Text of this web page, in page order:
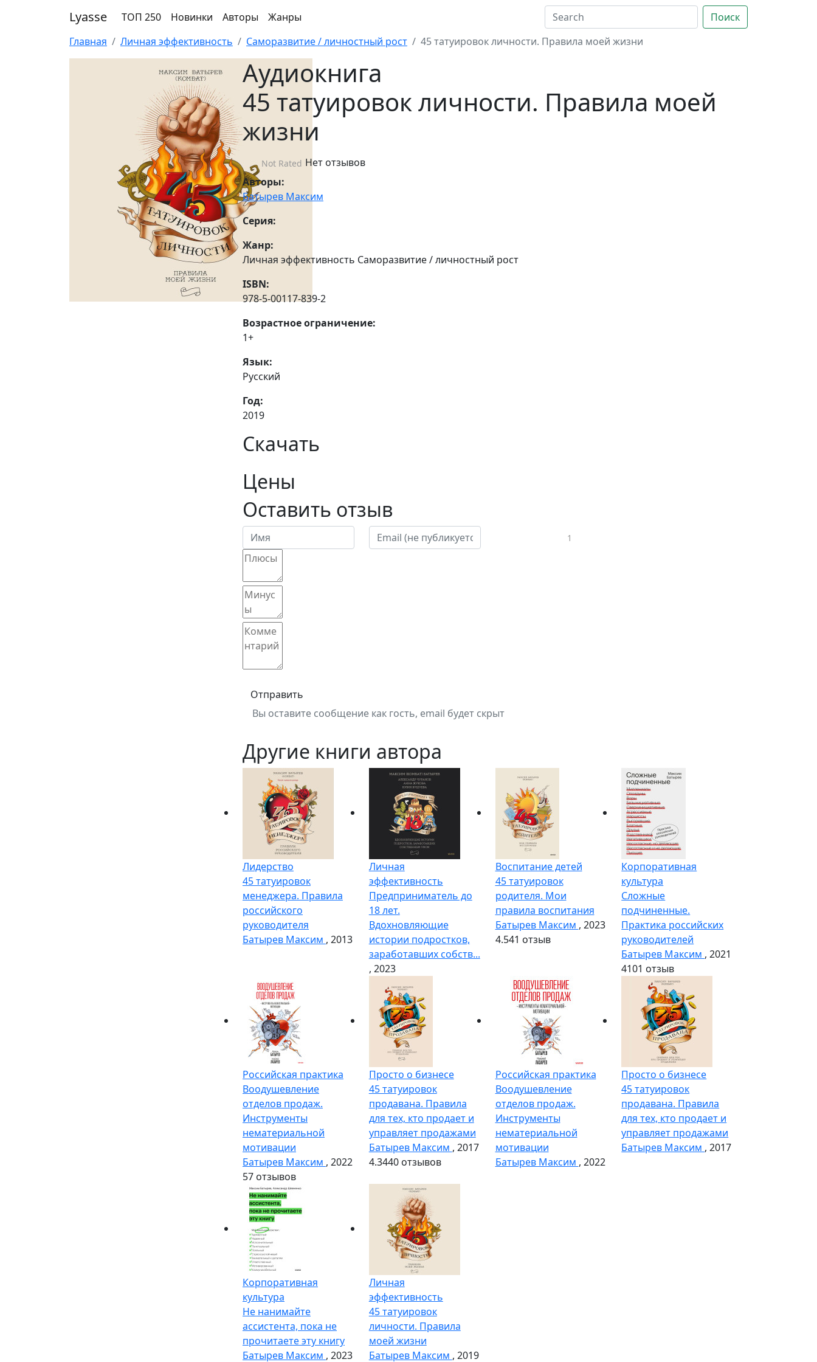
Lyasse ТОП 250 Новинки Авторы Жанры
Поиск
Главная
Личная эффективность Саморазвитие / личностный рост 45 татуировок личности. Правила моей жизни
Аудиокнига
45 татуировок личности. Правила моей
жизни
Not Rated Нет отзывов
Авторы:
Батырев Максим
Серия:
Жанр:
Личная эффективность Саморазвитие / личностный рост
ISBN:
978-5-00117-839-2
Возрастное ограничение:
1+
Язык:
Русский
Год:
2019
Скачать
Цены
Оставить отзыв
Отправить
Вы оставите сообщение как гость, email будет скрыт
1
Другие книги автора
Лидерство
45 татуировок
менеджера. Правила
российского
руководителя
Батырев Максим , 2013
Личная
эффективность
Предприниматель до
18 лет.
Вдохновляющие
истории подростков,
заработавших собств...
, 2023
Воспитание детей
45 татуировок
родителя. Мои
правила воспитания
Батырев Максим , 2023
4.541 отзыв
Корпоративная
культура
Сложные
подчиненные.
Практика российских
руководителей
Батырев Максим , 2021
4101 отзыв
Российская практика
Воодушевление
отделов продаж.
Инструменты
нематериальной
мотивации
Батырев Максим , 2022
57 отзывов
Просто о бизнесе
45 татуировок
продавана. Правила
для тех, кто продает и
управляет продажами
Батырев Максим , 2017
4.3440 отзывов
Российская практика
Воодушевление
отделов продаж.
Инструменты
нематериальной
мотивации
Батырев Максим , 2022
Просто о бизнесе
45 татуировок
продавана. Правила
для тех, кто продает и
управляет продажами
Батырев Максим , 2017
Корпоративная
культура
Не нанимайте
ассистента, пока не
прочитаете эту книгу
Батырев Максим , 2023
Личная
эффективность
45 татуировок
личности. Правила
моей жизни
Батырев Максим , 2019